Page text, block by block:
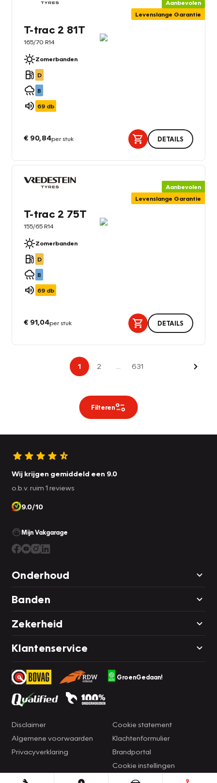
Aanbevolen
Levenslange Garantie
T-trac 2 81T
165/70 R14
Zomerbanden
D
B
69 db
€ 90,84per stuk DETAILS
Aanbevolen
Levenslange Garantie
T-trac 2 75T
155/65 R14
Zomerbanden
D
B
69 db
€ 91,04per stuk DETAILS
1 2 631
Filteren
Wij krijgen gemiddeld een 9.0
o.b.v. ruim 1 reviews
9.0/10
Mijn Vakgarage
Onderhoud
Banden
Zekerheid
Klantenservice
GroenGedaan!
Disclaimer
Algemene voorwaarden
Privacyverklaring
Cookie statement
Klachtenformulier
Brandportal
Cookie instellingen